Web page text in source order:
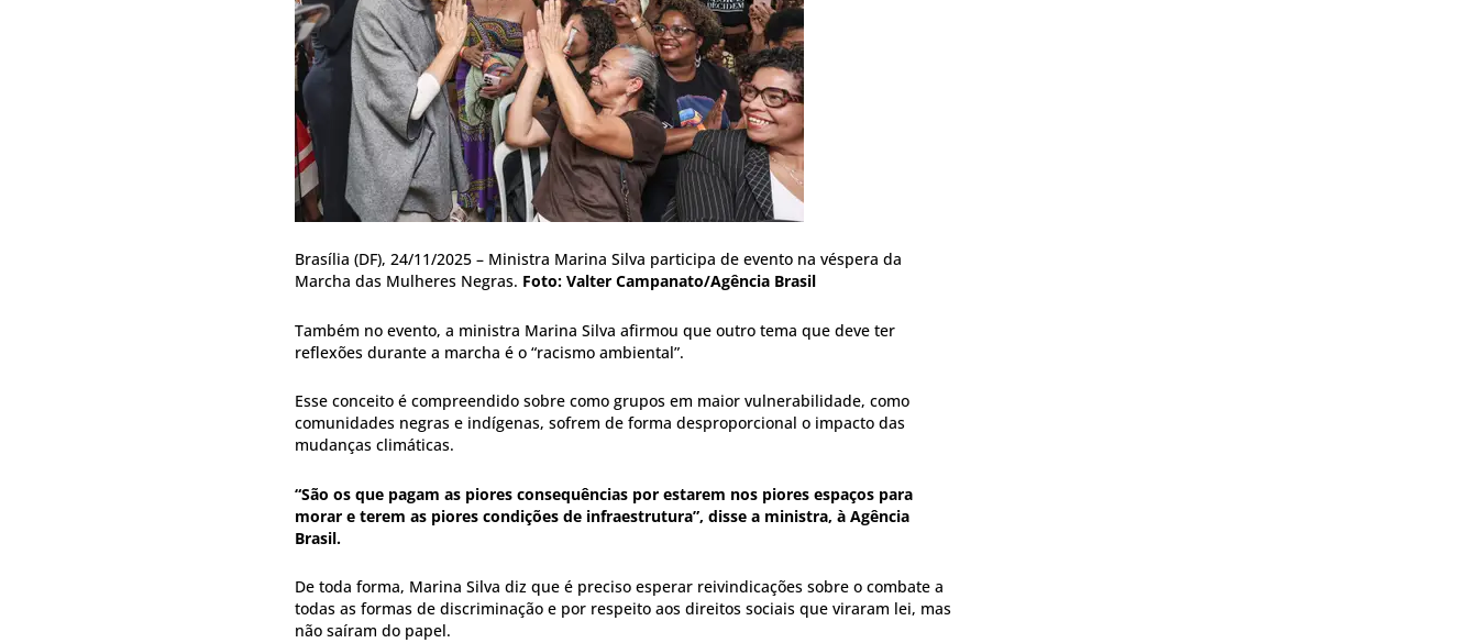
Brasília (DF), 24/11/2025 – Ministra Marina Silva participa de evento na véspera da
Marcha das Mulheres Negras. Foto: Valter Campanato/Agência Brasil
Também no evento, a ministra Marina Silva afirmou que outro tema que deve ter
reflexões durante a marcha é o “racismo ambiental”.
Esse conceito é compreendido sobre como grupos em maior vulnerabilidade, como
comunidades negras e indígenas, sofrem de forma desproporcional o impacto das
mudanças climáticas.
“São os que pagam as piores consequências por estarem nos piores espaços para
morar e terem as piores condições de infraestrutura”, disse a ministra, à Agência
Brasil.
De toda forma, Marina Silva diz que é preciso esperar reivindicações sobre o combate a
todas as formas de discriminação e por respeito aos direitos sociais que viraram lei, mas
não saíram do papel.